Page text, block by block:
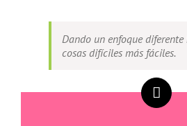
Dando un enfoque diferente
cosas difíciles más fáciles.